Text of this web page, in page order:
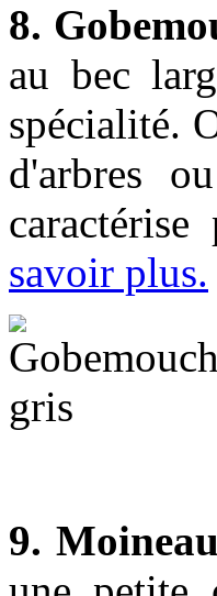
8.
au bec
spécialité.
d'arbres
savoir plus.
9.